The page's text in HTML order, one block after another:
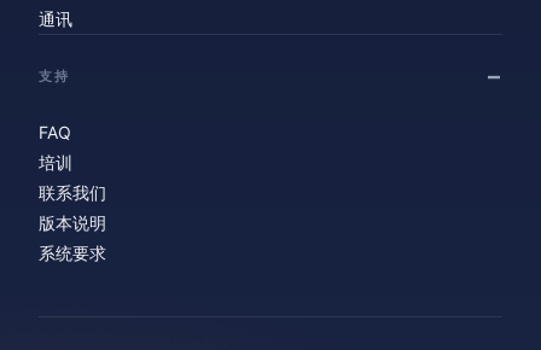
通讯
支持
FAQ
培训
联系我们
版本说明
系统要求